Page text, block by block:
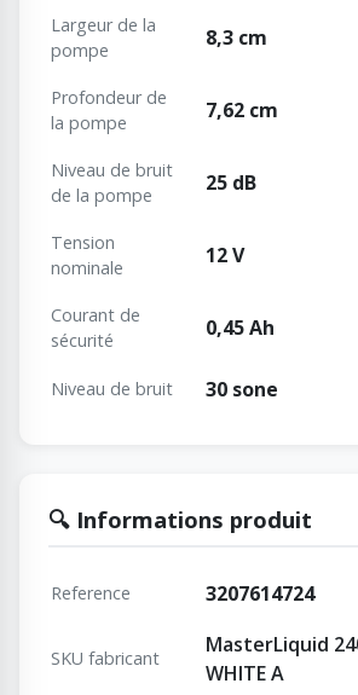
Largeur de la
pompe
8,3 cm
Profondeur de
la pompe
7,62 cm
Niveau de bruit
de la pompe
25 dB
Tension
nominale
12 V
Courant de
sécurité
0,45 Ah
Niveau de bruit 30 sone
🔍 Informations produit
Reference 3207614724
SKU fabricant
MasterLiquid
WHITE A